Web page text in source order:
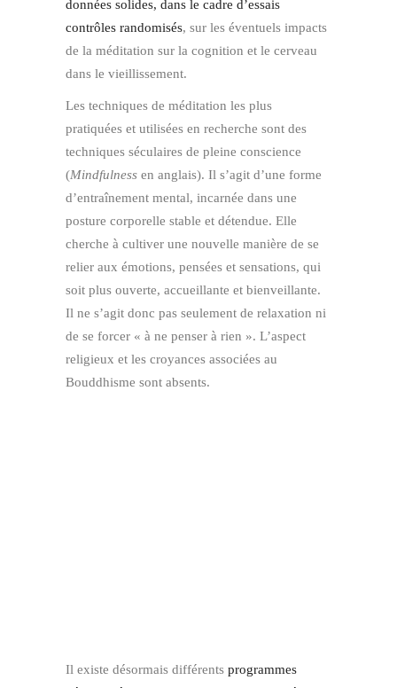
données solides, dans le cadre d’essais
contrôles randomisés, sur les éventuels impacts
de la méditation sur la cognition et le cerveau
dans le vieillissement.
Les techniques de méditation les plus
pratiquées et utilisées en recherche sont des
techniques séculaires de pleine conscience
(Mindfulness en anglais). Il s’agit d’une forme
d’entraînement mental, incarnée dans une
posture corporelle stable et détendue. Elle
cherche à cultiver une nouvelle manière de se
relier aux émotions, pensées et sensations, qui
soit plus ouverte, accueillante et bienveillante.
Il ne s’agit donc pas seulement de relaxation ni
de se forcer « à ne penser à rien ». L’aspect
religieux et les croyances associées au
Bouddhisme sont absents.
Il existe désormais différents programmes